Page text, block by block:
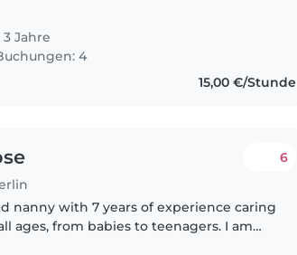
Jahre
4
15,00 €/Stunde
6
nanny with 7 years of experience caring
ages, from babies to teenagers. I am